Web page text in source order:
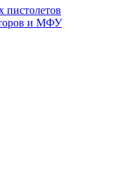
пистолетов
и МФУ